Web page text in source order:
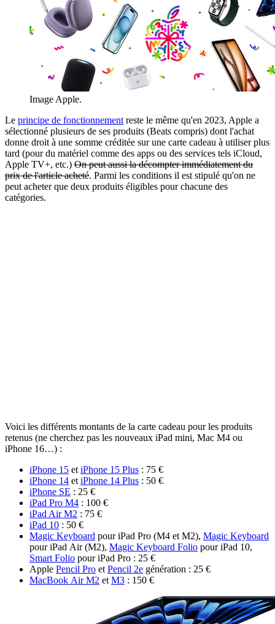
Image Apple.
Le principe de fonctionnement reste le même qu'en 2023, Apple a
sélectionné plusieurs de ses produits (Beats compris) dont l'achat
donne droit à une somme créditée sur une carte cadeau à utiliser plus
tard (pour du matériel comme des apps ou des services tels iCloud,
Apple TV+, etc.) On peut aussi la décompter immédiatement du
prix de l'article acheté. Parmi les conditions il est stipulé qu'on ne
peut acheter que deux produits éligibles pour chacune des
catégories.
Voici les différents montants de la carte cadeau pour les produits
retenus (ne cherchez pas les nouveaux iPad mini, Mac M4 ou
iPhone 16…) :
iPhone 15 et iPhone 15 Plus : 75 €
iPhone 14 et iPhone 14 Plus : 50 €
iPhone SE : 25 €
iPad Pro M4 : 100 €
iPad Air M2 : 75 €
iPad 10 : 50 €
Magic Keyboard pour iPad Pro (M4 et M2), Magic Keyboard
pour iPad Air (M2), Magic Keyboard Folio pour iPad 10,
Smart Folio pour iPad Pro : 25 €
Apple Pencil Pro et Pencil 2e génération : 25 €
MacBook Air M2 et M3 : 150 €